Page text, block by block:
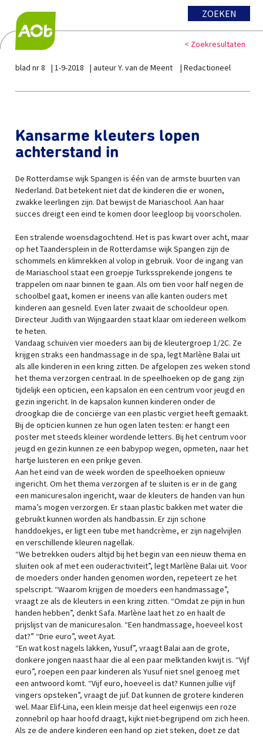
ZOEKEN
< Zoekresultaten
blad nr 8 1-9-2018 auteur Y. van de Meent Redactioneel
Kansarme kleuters lopen
achterstand in
De Rotterdamse wijk Spangen is één van de armste buurten van
Nederland. Dat betekent niet dat de kinderen die er wonen,
zwakke leerlingen zijn. Dat bewijst de Mariaschool. Aan haar
succes dreigt een eind te komen door leegloop bij voorscholen.
Een stralende woensdagochtend. Het is pas kwart over acht, maar
op het Taandersplein in de Rotterdamse wijk Spangen zijn de
schommels en klimrekken al volop in gebruik. Voor de ingang van
de Mariaschool staat een groepje Turkssprekende jongens te
trappelen om naar binnen te gaan. Als om tien voor half negen de
schoolbel gaat, komen er ineens van alle kanten ouders met
kinderen aan gesneld. Even later zwaait de schooldeur open.
Directeur Judith van Wijngaarden staat klaar om iedereen welkom
te heten.
Vandaag schuiven vier moeders aan bij de kleutergroep 1/2C. Ze
krijgen straks een handmassage in de spa, legt Marlène Balai uit
als alle kinderen in een kring zitten. De afgelopen zes weken stond
het thema verzorgen centraal. In de speelhoeken op de gang zijn
tijdelijk een opticien, een kapsalon en een centrum voor jeugd en
gezin ingericht. In de kapsalon kunnen kinderen onder de
droogkap die de conciërge van een plastic vergiet heeft gemaakt.
Bij de opticien kunnen ze hun ogen laten testen: er hangt een
poster met steeds kleiner wordende letters. Bij het centrum voor
jeugd en gezin kunnen ze een babypop wegen, opmeten, naar het
hartje luisteren en een prikje geven.
Aan het eind van de week worden de speelhoeken opnieuw
ingericht. Om het thema verzorgen af te sluiten is er in de gang
een manicuresalon ingericht, waar de kleuters de handen van hun
mama’s mogen verzorgen. Er staan plastic bakken met water die
gebruikt kunnen worden als handbassin. Er zijn schone
handdoekjes, er ligt een tube met handcrème, er zijn nagelvijlen
en verschillende kleuren nagellak.
“We betrekken ouders altijd bij het begin van een nieuw thema en
sluiten ook af met een ouderactiviteit”, legt Marlène Balai uit. Voor
de moeders onder handen genomen worden, repeteert ze het
spelscript. “Waarom krijgen de moeders een handmassage”,
vraagt ze als de kleuters in een kring zitten. “Omdat ze pijn in hun
handen hebben”, denkt Safa. Marlène laat het zo en haalt de
prijslijst van de manicuresalon. “Een handmassage, hoeveel kost
dat?” “Drie euro”, weet Ayat.
“En wat kost nagels lakken, Yusuf”, vraagt Balai aan de grote,
donkere jongen naast haar die al een paar melktanden kwijt is. “Vijf
euro”, roepen een paar kinderen als Yusuf niet snel genoeg met
een antwoord komt. “Vijf euro, hoeveel is dat? Kunnen jullie vijf
vingers opsteken”, vraagt de juf. Dat kunnen de grotere kinderen
wel. Maar Elif-Lina, een klein meisje dat heel eigenwijs een roze
zonnebril op haar hoofd draagt, kijkt niet-begrijpend om zich heen.
Als ze de andere kinderen een hand op ziet steken, doet ze dat